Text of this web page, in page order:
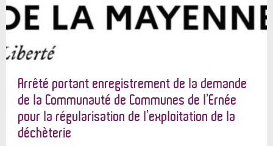
Arrêté portant enregistrement de la demande
de la Communauté de Communes de l’Ernée
pour la régularisation de l’exploitation de la
déchèterie